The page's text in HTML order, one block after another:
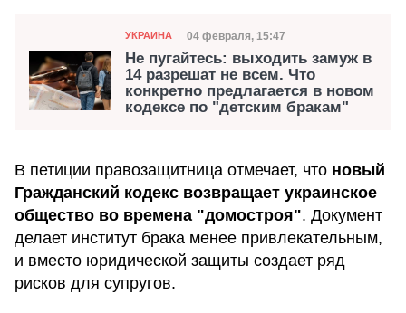
Категория
УКРАИНА Дата публикации
04 февраля, 15:47
Не пугайтесь: выходить замуж в
14 разрешат не всем. Что
конкретно предлагается в новом
кодексе по "детским бракам"
В петиции правозащитница отмечает, что новый
Гражданский кодекс возвращает украинское
общество во времена "домостроя". Документ
делает институт брака менее привлекательным,
и вместо юридической защиты создает ряд
рисков для супругов.